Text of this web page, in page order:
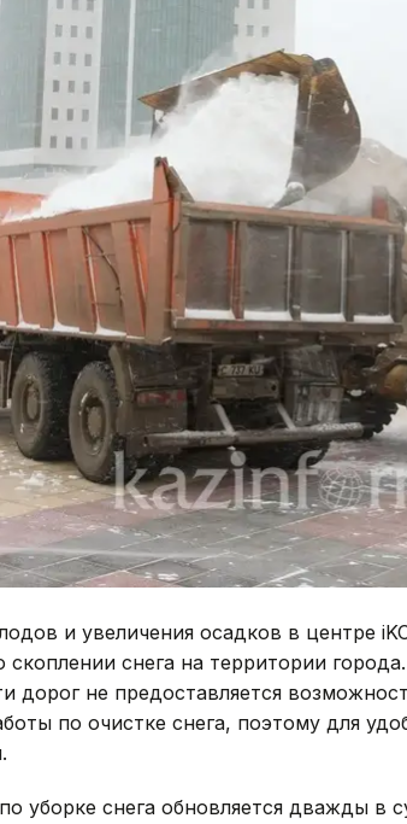
и увеличения осадков в центре
скоплении снега на территории
дорог не предоставляется
по очистке снега, поэтому для
уборке снега обновляется дважды в